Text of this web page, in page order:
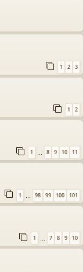
1 2 3
1 2
1 … 8 9 10 11
1 98 99 100 101
1 7 8 9 10